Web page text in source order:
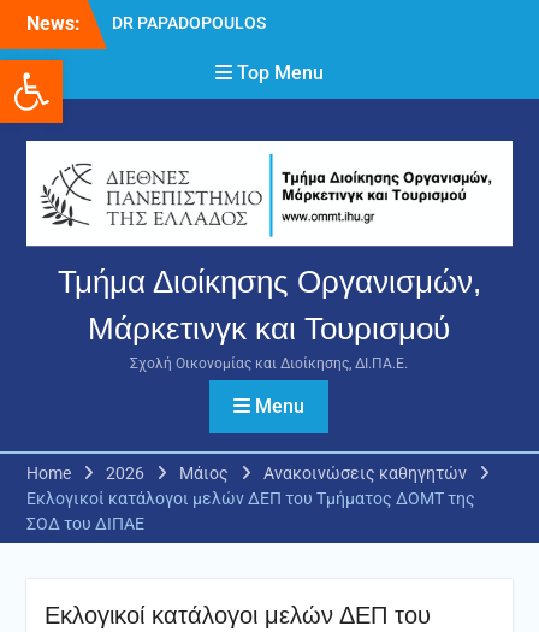
Ανοίξτε τη γραμμή εργαλείων
content
News:
DR PAPADOPOULOS
Δρ Παπαδόπουλος
Νικόλαος
δικαιολογητικών και
ενστάσεων για τη
χορήγηση του
στεγαστικού επιδόματος
ακαδημαϊκού έτους 2025-
2026.
Top Menu
Τμήμα Διοίκησης Οργανισμών,
Μάρκετινγκ και Τουρισμού
Σχολή Οικονομίας και Διοίκησης, ΔΙ.ΠΑ.Ε.
Menu
Home 2026 Μάιος
Ανακοινώσεις καθηγητών
Εκλογικοί κατάλογοι μελών ΔΕΠ του Τμήματος ΔΟΜΤ της
ΣΟΔ του ΔΙΠΑΕ
Εκλογικοί κατάλογοι μελών ΔΕΠ του